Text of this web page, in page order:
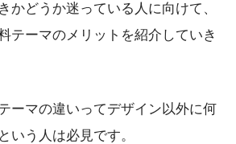
かどうか迷っている人に向けて、
テーマのメリットを紹介していき
ーマの違いってデザイン以外に何
いう人は必見です。